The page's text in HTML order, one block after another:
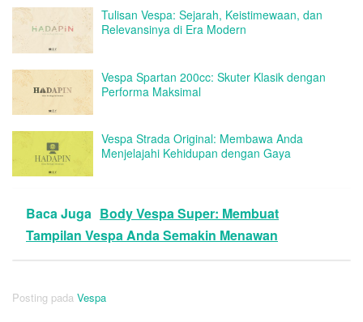
Tulisan Vespa: Sejarah, Keistimewaan, dan
Relevansinya di Era Modern
Vespa Spartan 200cc: Skuter Klasik dengan
Performa Maksimal
Vespa Strada Original: Membawa Anda
Menjelajahi Kehidupan dengan Gaya
Baca Juga Body Vespa Super: Membuat
Tampilan Vespa Anda Semakin Menawan
Posting pada Vespa